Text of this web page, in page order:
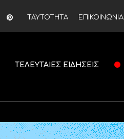
ΤΑΥΤΟΤΗΤΑ ΕΠΙΚΟΙΝΩΝΙΑ
ΤΕΛΕΥΤΑΙΕΣ ΕΙΔΗΣΕΙΣ